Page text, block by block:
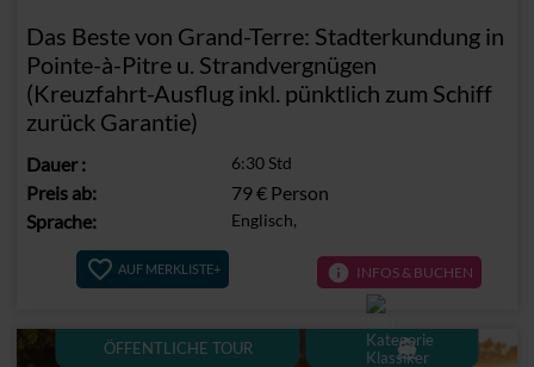
Das Beste von Grand-Terre: Stadterkundung in
Pointe-à-Pitre u. Strandvergnügen
(Kreuzfahrt-Ausflug inkl. pünktlich zum Schiff
zurück Garantie)
Sprache:
Dauer:
Preis ab:
Englisch,
6:30 Std
79 € Person
AUF MERKLISTE+ info INFOS & BUCHEN
ÖFFENTLICHE TOUR directions_boat